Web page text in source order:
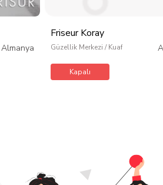
Almanya
Friseur Koray
Güzellik Merkezi / Kuaför / Kişisel
Kapalı